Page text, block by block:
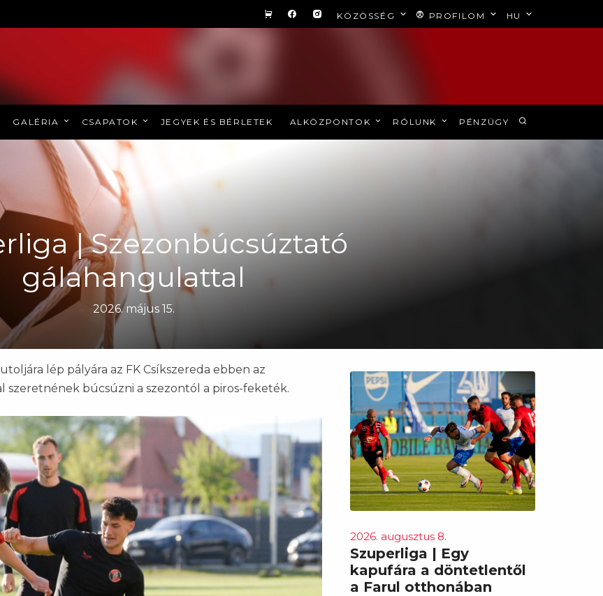
KÖZÖSSÉG PROFILOM HU
GALÉRIA CSAPATOK JEGYEK ÉS BÉRLETEK ALKÖZPONTOK RÓLUNK PÉNZÜGY
| Szezonbúcsúztató
gálahangulattal
2026. május 15.
lép pályára az FK Csíkszereda ebben az
szeretnének búcsúzni a szezontól a piros-feketék.
2026. augusztus 8.
Szuperliga | Egy
kapufára a döntetlentől
a Farul otthonában